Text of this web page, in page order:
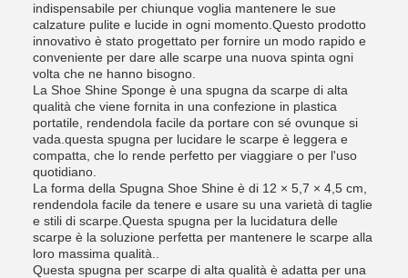
indispensabile per chiunque voglia mantenere le sue
calzature pulite e lucide in ogni momento.Questo prodotto
innovativo è stato progettato per fornire un modo rapido e
conveniente per dare alle scarpe una nuova spinta ogni
volta che ne hanno bisogno.
La Shoe Shine Sponge è una spugna da scarpe di alta
qualità che viene fornita in una confezione in plastica
portatile, rendendola facile da portare con sé ovunque si
vada.questa spugna per lucidare le scarpe è leggera e
compatta, che lo rende perfetto per viaggiare o per l'uso
quotidiano.
La forma della Spugna Shoe Shine è di 12 × 5,7 × 4,5 cm,
rendendola facile da tenere e usare su una varietà di taglie
e stili di scarpe.Questa spugna per la lucidatura delle
scarpe è la soluzione perfetta per mantenere le scarpe alla
loro massima qualità..
Questa spugna per scarpe di alta qualità è adatta per una